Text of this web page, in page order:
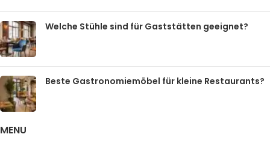
Welche Stühle sind für Gaststätten geeignet?
Beste Gastronomiemöbel für kleine Restaurants?
MENU